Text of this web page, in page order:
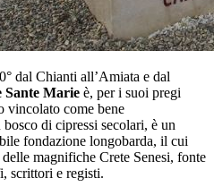
dal Chianti all’Amiata e dal
Sante Marie è, per i suoi pregi
vincolato come bene
di cipressi secolari, è un
fondazione longobarda, il cui
magnifiche Crete Senesi, fonte
scrittori e registi.